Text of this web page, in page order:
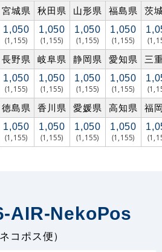
宮城県 秋田県 山形県 福島県 茨
1,050
(1,155)
1,050
(1,155)
1,050
(1,155)
1,050
(1,155)
長野県 岐阜県 静岡県 愛知県 三
1,050
(1,155)
1,050
(1,155)
1,050
(1,155)
1,050
(1,155)
徳島県 香川県 愛媛県 高知県 福
1,050
(1,155)
1,050
(1,155)
1,050
(1,155)
1,050
(1,155)
AIR-NekoPos
ネコポス便）